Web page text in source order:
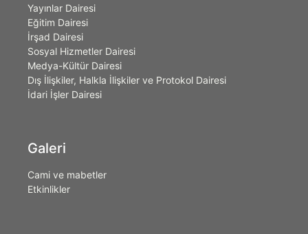
Yayınlar Dairesi
Eğitim Dairesi
İrşad Dairesi
Sosyal Hizmetler Dairesi
Medya-Kültür Dairesi
Dış İlişkiler, Halkla İlişkiler ve Protokol Dairesi
İdari İşler Dairesi
Galeri
Cami ve mabetler
Etkinlikler